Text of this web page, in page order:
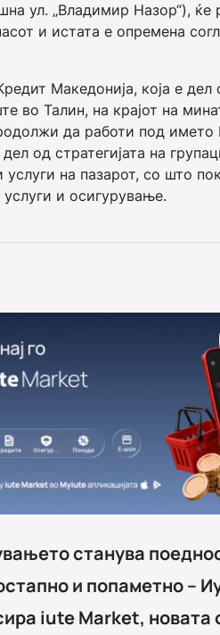
ул. „Владимир Назор“), ќе
и истата е опремена
Македонија, која е дел
во Талин, на крајот на
да работи под името
од стратегијата на
на пазарот, со што
и осигурување.
станува
и попаметно –
iute Market, новата